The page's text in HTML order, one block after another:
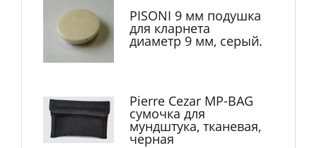
PISONI 9 мм подушка
для кларнета
диаметр 9 мм, серый.
Pierre Cezar MP-BAG
сумочка для
мундштука, тканевая,
черная